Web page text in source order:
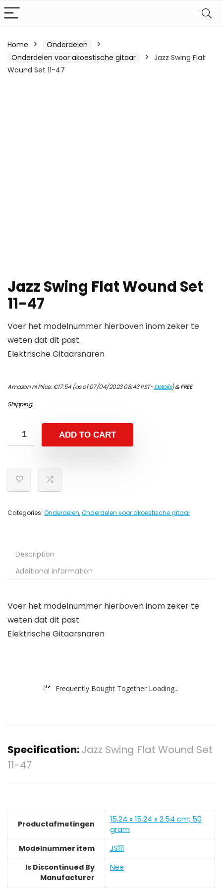
Home
Onderdelen
Onderdelen voor akoestische gitaar
Jazz Swing Flat
Wound Set 11-47
Jazz Swing Flat Wound Set
11-47
Voer het modelnummer hierboven inom zeker te
weten dat dit past.
Elektrische Gitaarsnaren
Amazon.nl Price:€17.54(as of 07/04/2023 08:43 PST-Details)&FREE
Shipping.
ADD TO CART
Categories: Onderdelen,Onderdelen voor akoestische gitaar
Description
Additional information
Voer het modelnummer hierboven inom zeker te
weten dat dit past.
Elektrische Gitaarsnaren
Frequently Bought Together Loading...
Specification:Jazz Swing Flat Wound Set
11-47
Productafmetingen
‎15.24 x 15.24 x 2.54 cm; 50
gram
Modelnummer item
‎JS111
Is Discontinued By
Manufacturer
‎Nee